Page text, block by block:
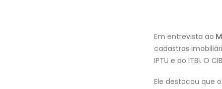
Em entrevista ao
cadastros
IPTU e do ITBI. O
Ele destacou que